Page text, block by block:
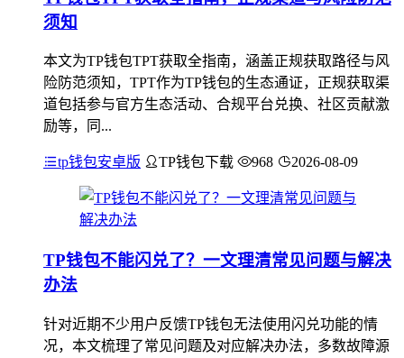
须知
本文为TP钱包TPT获取全指南，涵盖正规获取路径与风
险防范须知，TPT作为TP钱包的生态通证，正规获取渠
道包括参与官方生态活动、合规平台兑换、社区贡献激
励等，同...
tp钱包安卓版 TP钱包下载 968 2026-08-09
TP钱包不能闪兑了？一文理清常见问题与解决
办法
针对近期不少用户反馈TP钱包无法使用闪兑功能的情
况，本文梳理了常见问题及对应解决办法，多数故障源